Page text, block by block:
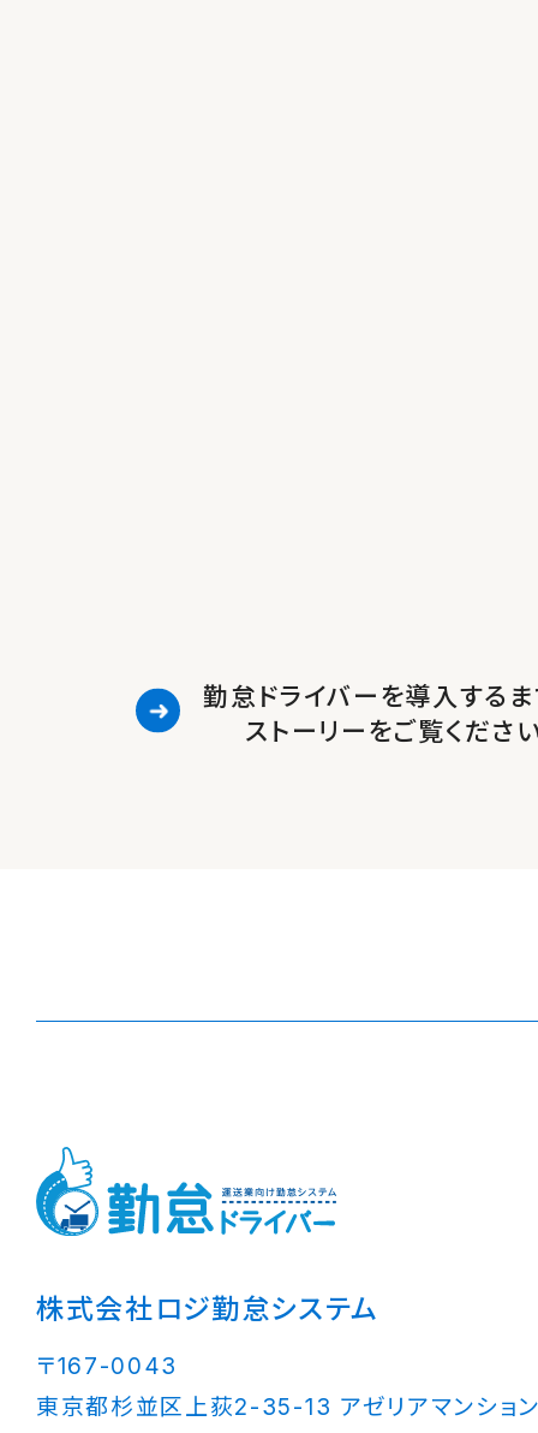
勤怠ドライバーを導入する
ストーリーをご覧くださ
株式会社ロジ勤怠システム
〒167-0043
東京都杉並区上荻2-35-13 アゼリアマンショ